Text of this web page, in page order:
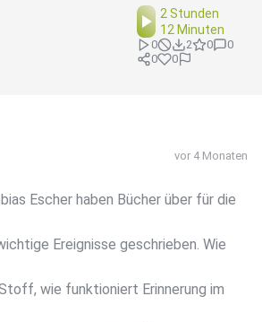
2 Stunden
12 Minuten
0 2 0
0
0
0
vor 4 Monaten
Escher haben Bücher über für die
Ereignisse geschrieben. Wie
wie funktioniert Erinnerung im